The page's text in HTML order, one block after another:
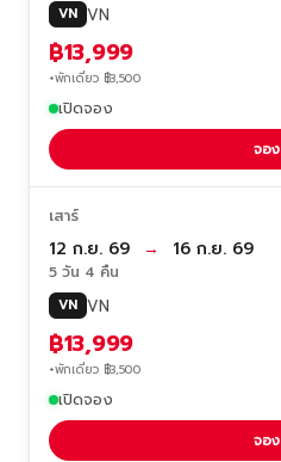
VN VN
฿13,999
+พักเดี่ยว ฿3,500
เปิดจอง
จอง
เสาร์
12 ก.ย. 69 → 16 ก.ย. 69
5 วัน 4 คืน
VN VN
฿13,999
+พักเดี่ยว ฿3,500
เปิดจอง
จอง